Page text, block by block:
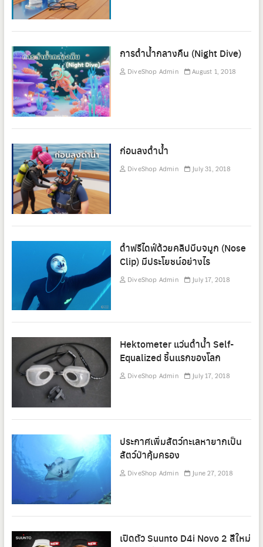
การดำน้ำกลางคืน (Night Dive)
DiveShop Admin August 1, 2018
ก่อนลงดำน้ำ
DiveShop Admin July 31, 2018
ดำฟรีไดฟ์ด้วยคลิปบีบจมูก (Nose
Clip) มีประโยชน์อย่างไร
DiveShop Admin July 17, 2018
Hektometer แว่นดำน้ำ Self-
Equalized ชิ้นแรกของโลก
DiveShop Admin July 17, 2018
ประกาศเพิ่มสัตว์ทะเลหายากเป็น
สัตว์ป่าคุ้มครอง
DiveShop Admin June 27, 2018
เปิดตัว Suunto D4i Novo 2 สีใหม่